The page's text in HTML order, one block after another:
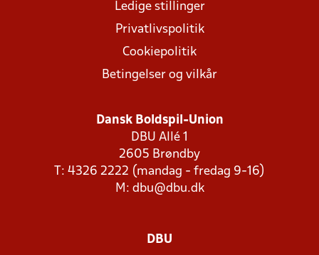
Ledige stillinger
Privatlivspolitik
Cookiepolitik
Betingelser og vilkår
Dansk Boldspil-Union
DBU Allé 1
2605 Brøndby
T: 4326 2222 (mandag - fredag 9-16)
M: dbu@dbu.dk
DBU